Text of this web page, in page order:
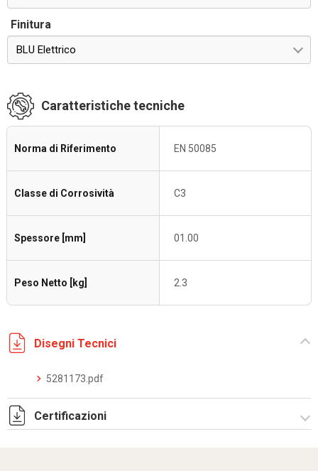
Finitura
BLU Elettrico
Caratteristiche tecniche
Norma di Riferimento EN 50085
Classe di Corrosività C3
Spessore [mm] 01.00
Peso Netto [kg] 2.3
Disegni Tecnici
5281173.pdf
Certificazioni